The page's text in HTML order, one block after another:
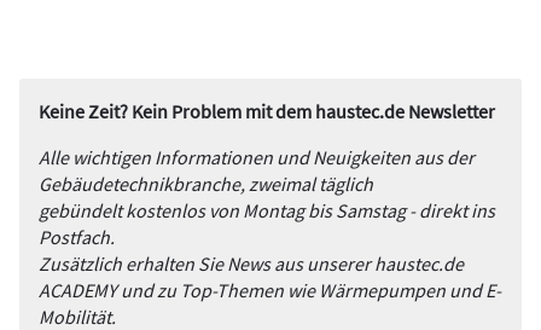
Keine Zeit? Kein Problem mit dem haustec.de Newsletter
Alle wichtigen Informationen und Neuigkeiten aus der
Gebäudetechnikbranche, zweimal täglich
gebündelt kostenlos von Montag bis Samstag - direkt ins
Postfach.
Zusätzlich erhalten Sie News aus unserer haustec.de
ACADEMY und zu Top-Themen wie Wärmepumpen und E-
Mobilität.